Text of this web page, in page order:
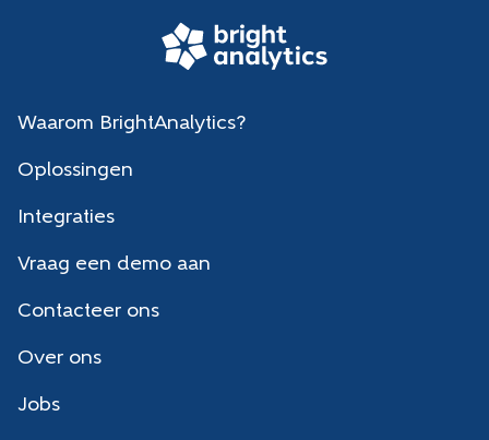
Waarom BrightAnalytics?
Oplossingen
Integraties
Vraag een demo aan
Contacteer ons
Over ons
Jobs